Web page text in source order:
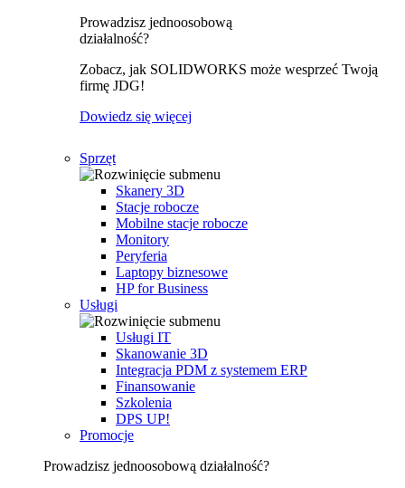
Prowadzisz jednoosobową
działalność?
Zobacz, jak SOLIDWORKS może wesprzeć Twoją
firmę JDG!
Dowiedz się więcej
Sprzęt
Skanery 3D
Stacje robocze
Mobilne stacje robocze
Monitory
Peryferia
Laptopy biznesowe
HP for Business
Usługi
Usługi IT
Skanowanie 3D
Integracja PDM z systemem ERP
Finansowanie
Szkolenia
DPS UP!
Promocje
Prowadzisz jednoosobową działalność?